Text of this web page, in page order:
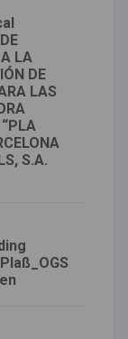
LA
DE
LAS
S.A.